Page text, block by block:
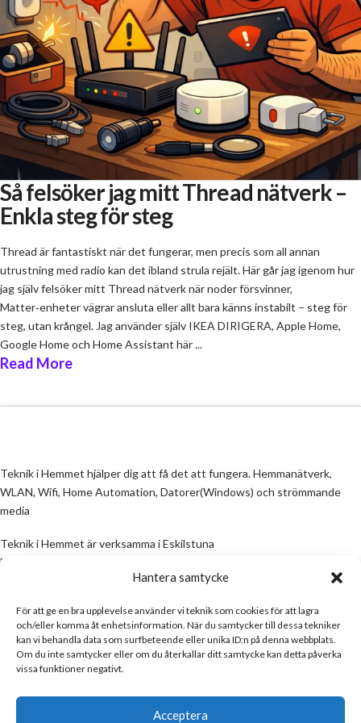
Hantera samtycke
För att ge en bra upplevelse använder vi teknik som cookies för att lagra
och/eller komma åt enhetsinformation. När du samtycker till dessa tekniker
kan vi behandla data som surfbeteende eller unika ID:n på denna webbplats.
Om du inte samtycker eller om du återkallar ditt samtycke kan detta påverka
vissa funktioner negativt.
Acceptera
Så felsöker jag mitt Thread nätverk –
Enkla steg för steg
Thread är fantastiskt när det fungerar, men precis som all annan
utrustning med radio kan det ibland strula rejält. Här går jag igenom hur
jag själv felsöker mitt Thread nätverk när noder försvinner,
Matter‑enheter vägrar ansluta eller allt bara känns instabilt – steg för
steg, utan krångel. Jag använder själv IKEA DIRIGERA, Apple Home,
Google Home och Home Assistant här ...
Read More
Teknik i Hemmet hjälper dig att få det att fungera. Hemmanätverk,
WLAN, Wifi, Home Automation, Datorer(Windows) och strömmande
media
Teknik i Hemmet är verksamma i Eskilstuna
Email:
All information på denna sida skall ses som en guide, inte en manual. Om
information på sidan inte stämmer och/eller är felaktig, skicka gärna ett
mail